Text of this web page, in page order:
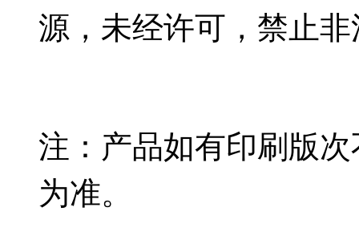
源，未经许可，禁止
注：产品如有印刷版
为准。